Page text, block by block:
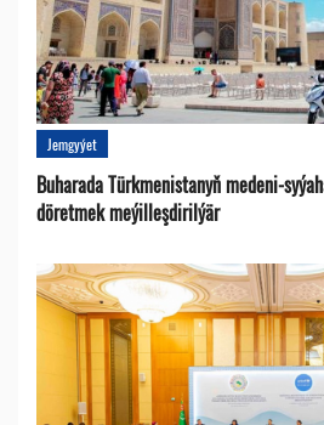
Jemgyýet
Buharada Türkmenistanyň medeni-
döretmek meýilleşdirilýär